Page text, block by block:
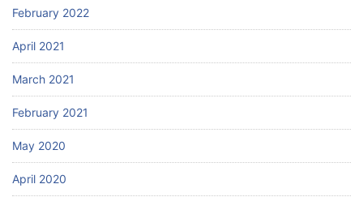
February 2022
April 2021
March 2021
February 2021
May 2020
April 2020